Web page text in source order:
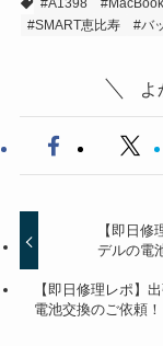
#A1398
#SMART恵比寿
#バ
よ
【即日
デルの電
【即日修理レポ】
電池交換のご依頼！